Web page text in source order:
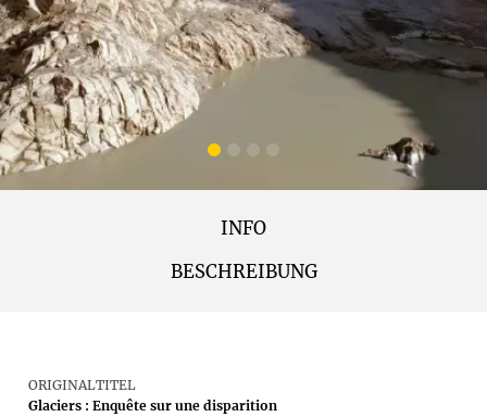
INFO
BESCHREIBUNG
ORIGINALTITEL
Glaciers : Enquête sur une disparition